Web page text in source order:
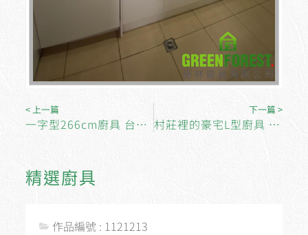
< 上一篇
一字型266cm廚具 台北市文山區樟新街8巷 陳先生
下一篇 >
村莊裡的豪宅L型廚具 │隱藏在櫃體的瓦斯桶
精選廚具
作品編號 : 1121213